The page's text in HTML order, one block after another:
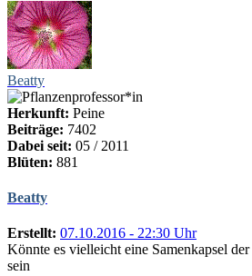
Beatty
Herkunft: Peine
Beiträge: 7402
Dabei seit: 05 / 2011
Blüten: 881
Beatty
Erstellt: 07.10.2016 - 22:30 Uhr
Könnte es vielleicht eine Samenkapsel der
sein